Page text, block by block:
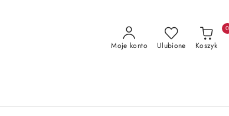
Moje konto Ulubione Koszyk
0